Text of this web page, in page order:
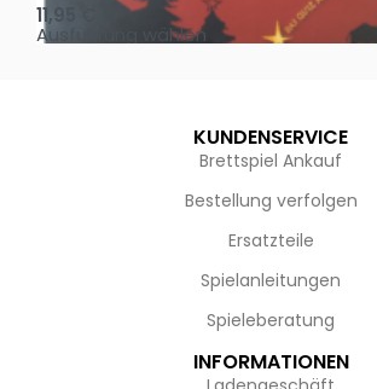
11,95
Ausführung wählen
KUNDENSERVICE
Brettspiel Ankauf
Bestellung verfolgen
Ersatzteile
Spielanleitungen
Spieleberatung
INFORMATIONEN